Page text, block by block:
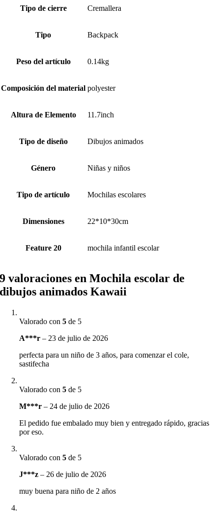
Tipo de cierre Cremallera
Tipo Backpack
Peso del artículo 0.14kg
Composición del material polyester
Altura de Elemento 11.7inch
Tipo de diseño Dibujos animados
Género Niñas y niños
Tipo de artículo Mochilas escolares
Dimensiones 22*10*30cm
Feature 20 mochila infantil escolar
9 valoraciones enMochila escolar de
dibujos animados Kawaii
Valorado con5 de 5
A***r– 23 de julio de 2026
perfecta para un niño de 3 años, para comenzar el cole,
sastifecha
Valorado con5 de 5
M***r– 24 de julio de 2026
El pedido fue embalado muy bien y entregado rápido, gracias
por eso.
Valorado con5 de 5
J***z– 26 de julio de 2026
muy buena para niño de 2 años